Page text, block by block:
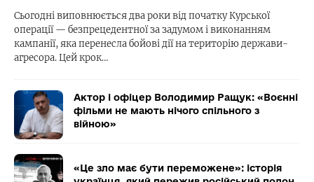
Сьогодні виповнюється два роки від початку Курської
операції — безпрецедентної за задумом і виконанням
кампанії, яка перенесла бойові дії на територію держави-
агресора. Цей крок…
Актор і офіцер Володимир Ращук: «Воєнні
фільми не мають нічого спільного з
війною»
«Це зло має бути переможене»: історія